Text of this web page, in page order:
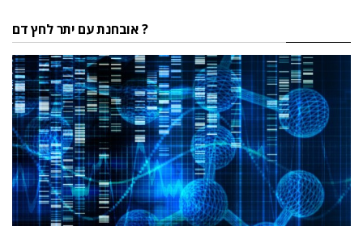
אובחנת עם יתר לחץ דם ?